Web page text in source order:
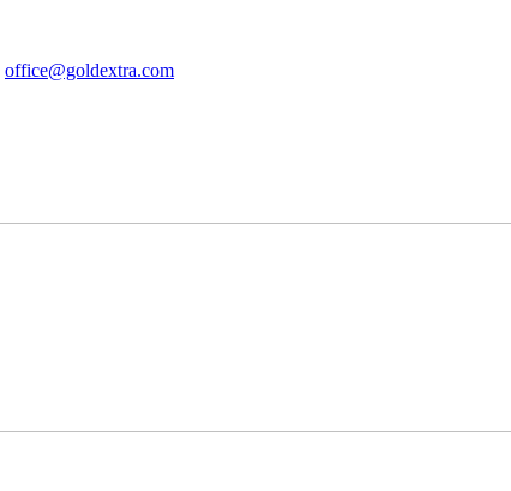
office@goldextra.com